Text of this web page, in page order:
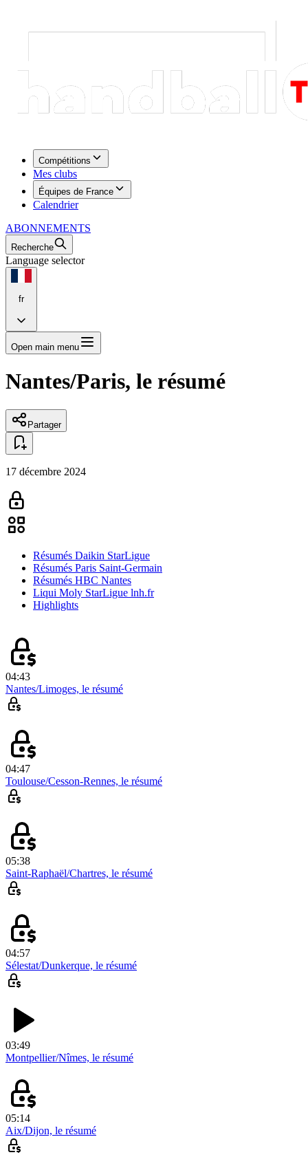
Compétitions
Mes clubs
Équipes de France
Calendrier
ABONNEMENTS
Recherche
Language selector
fr
Open main menu
Nantes/Paris, le résumé
Partager
17 décembre 2024
Résumés Daikin StarLigue
Résumés Paris Saint-Germain
Résumés HBC Nantes
Liqui Moly StarLigue lnh.fr
Highlights
04:43
Nantes/Limoges, le résumé
04:47
Toulouse/Cesson-Rennes, le résumé
05:38
Saint-Raphaël/Chartres, le résumé
04:57
Sélestat/Dunkerque, le résumé
03:49
Montpellier/Nîmes, le résumé
05:14
Aix/Dijon, le résumé